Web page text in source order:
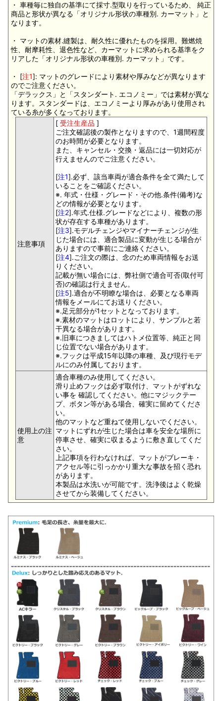
・ 車種毎に独自の基準にて採寸.型取りを行っているため、 純正
商品と形状が異なる「オリジナル形状の車種別. カーマット」と
なります。
・ マットの素材.縫製は、耐久性に優れたものを採用。難燃焼
性、耐摩耗性、退色性など、カーマットに求められる基準をク
リアした「オリジナル形状の車種別. カーマット」です。
・ [注1]: マットのグレードにより素材や厚みなどが異なります
のでご注意ください。
「デラックス」と「スタンダート. エコノミー」では素材が異な
ります。スタンダードは、エコノミーより厚みがあり使用され
ている糸が多くなっております。
注意事項
[ 受注生産品 ]
ご注文確認後の製作となりますので、1週間程度
のお時間が必要となります。
また、キャンセル・交換・返品には一切対応が
行えませんのでご注意ください。
[注1].必ず、該当車両が適合条件を全て満たして
いることをご確認ください。
※. 年式・仕様・グレード・その他.条件(備考)な
どの情報が必要となります。
[注2].年式.仕様.グレードなどにより、複数の形
状が存在する車種があります。
[注3].モデルチェンジやマイナーチェンジが生
じた場合には、適合製品に変動が生じる場合が
ありますので事前にご連絡ください。
[注4].ご注文の際は、念のため車両情報をお送
りください。
記載が無い場合には、弊社側で適合可否(取付可
否)の確認は行えません。
[注5].適合が不明瞭な場合は、必要となる車両
情報をメールにてお送りください。
※.足元部分が1セットとなっております。
※.素材のマットはロットにより、サンプルと若
干異なる場合があります。
※.旧車につきましてはハトメ位置等、純正と同
じ位置でない場合があります。
※.フックは平成15年以降の車種、及び現行モデ
ルにのみ付属しております。
使用上の注
意
適合車種のみ使用してください。
滑り止めフックは必ず取付け、マットがずれな
い事を 確認してください。他にマジックテー
プ、ボタン等がある場合、確実に留めてくださ
い。
他のマットなど重ねて使用しないでください。
マットにずれが生じた場合は車を安全な場所に
停車させ、確実に収まるように敷き直してくだ
さい。
上記事項を行わなければ、マットがブレーキ・
アクセル等に引っかかり重大な事故を招く恐れ
があります。
本製品は水洗いが可能です。洗浄後はよく乾燥
させてから装備してください。